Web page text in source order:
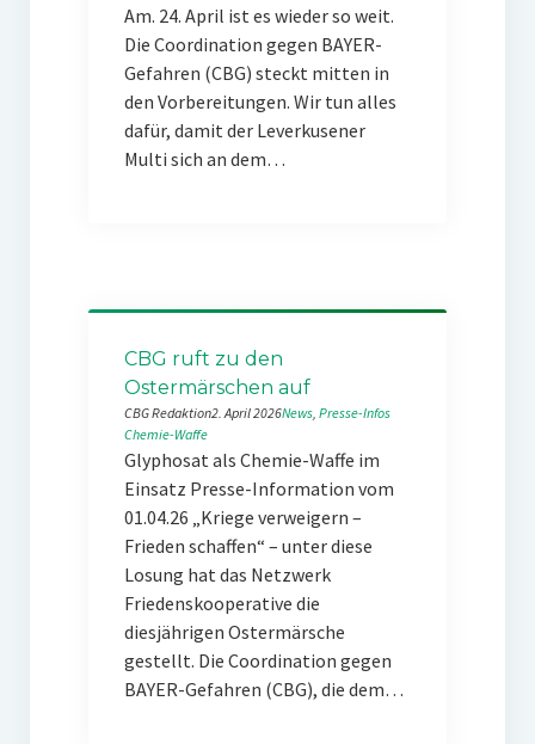
Am. 24. April ist es wieder so weit.
Die Coordination gegen BAYER-
Gefahren (CBG) steckt mitten in
den Vorbereitungen. Wir tun alles
dafür, damit der Leverkusener
Multi sich an dem…
CBG ruft zu den
Ostermärschen auf
CBG Redaktion2. April 2026News, Presse-Infos
Chemie-Waffe
Glyphosat als Chemie-Waffe im
Einsatz Presse-Information vom
01.04.26 „Kriege verweigern –
Frieden schaffen“ – unter diese
Losung hat das Netzwerk
Friedenskooperative die
diesjährigen Ostermärsche
gestellt. Die Coordination gegen
BAYER-Gefahren (CBG), die dem…